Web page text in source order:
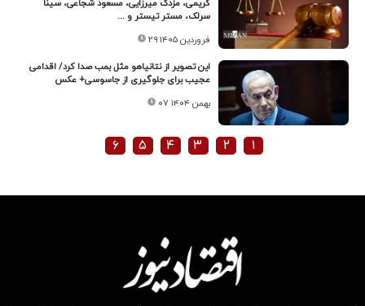
کریمی، مزدک میرزایی، مسعود شجاعی، سینا
سرلک، مستر تیستر و ...
۲۹ فروردین ۱۴۰۵
این تصویر از نتانیاهو مثل بمب صدا کرد/ اقدامی
عجیب برای جلوگیری از جاسوسی+ عکس
۰۷ بهمن ۱۴۰۴
۱ ۲ ۳ ۴ ۵ ۶